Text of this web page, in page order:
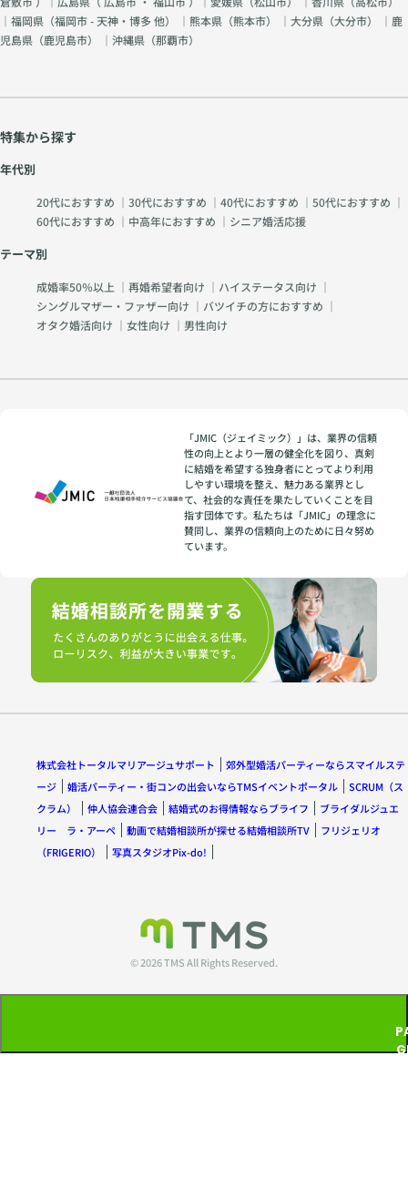
｜福岡県（福岡市 - 天神・博多 他） ｜熊本県（熊本市） ｜大分県（大分市） ｜鹿
児島県（鹿児島市） ｜沖縄県（那覇市）
特集から探す
年代別
20代におすすめ ｜ 30代におすすめ ｜ 40代におすすめ ｜ 50代におすすめ ｜
60代におすすめ ｜ 中高年におすすめ ｜ シニア婚活応援
テーマ別
成婚率50％以上 ｜ 再婚希望者向け ｜ ハイステータス向け ｜
シングルマザー・ファザー向け ｜ バツイチの方におすすめ ｜
オタク婚活向け ｜ 女性向け ｜ 男性向け
「JMIC（ジェイミック）」は、業界の信頼
性の向上とより一層の健全化を図り、真剣
に結婚を希望する独身者にとってより利用
しやすい環境を整え、魅力ある業界とし
て、社会的な責任を果たしていくことを目
指す団体です。私たちは「JMIC」の理念に
賛同し、業界の信頼向上のために日々努め
ています。
株式会社トータルマリアージュサポート
郊外型婚活パーティーならスマイルステ
ージ
婚活パーティー・街コンの出会いならTMSイベントポータル
SCRUM（ス
クラム）
仲人協会連合会 結婚式のお得情報ならブライフ
ブライダルジュエ
リー ラ・アーペ
動画で結婚相談所が探せる結婚相談所TV
フリジェリオ
（FRIGERIO）
写真スタジオPix-do!
© 2026 TMS All Rights Reserved.